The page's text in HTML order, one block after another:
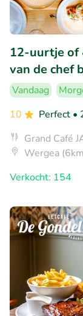
12-uurtje of
van de chef
Vandaag
10
Perfect •
Grand Café
Wergea
Verkocht: 154